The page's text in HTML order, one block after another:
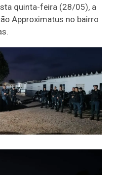
quinta-feira (28/05), a
Approximatus no bairro